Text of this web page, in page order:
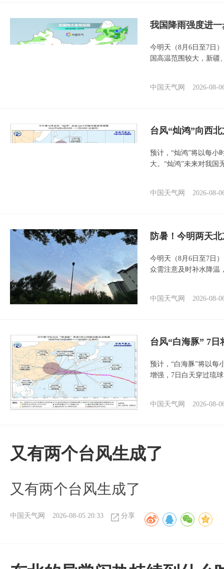
我国降雨强度进
今明天（8月6日至7日
国高温范围较大，新疆
中国天气网 2026-08-
台风“灿鸿”向西
预计，“灿鸿”将以每小
大。“灿鸿”未来对我国
中国天气网 2026-08-
防暑！今明两天
今明天（8月6日至7日
众需注意及时补水降温
中国天气网 2026-08-
台风“白海豚” 7
预计，“白海豚”将以每
增强，7日白天穿过琉
中国天气网 2026-08-
又有两个台风生成了
又有两个台风生成了
中国天气网 2026-08-05 20:33 分享